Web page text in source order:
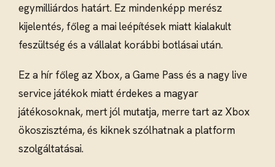
egymilliárdos határt. Ez mindenképp merész
kijelentés, főleg a mai leépítések miatt kialakult
feszültség és a vállalat korábbi botlásai után.
Ez a hír főleg az Xbox, a Game Pass és a nagy live
service játékok miatt érdekes a magyar
játékosoknak, mert jól mutatja, merre tart az Xbox
ökoszisztéma, és kiknek szólhatnak a platform
szolgáltatásai.